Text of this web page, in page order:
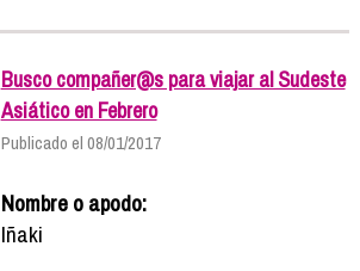
Busco compañer@s para viajar al Sudeste
Asiático en Febrero
Publicado el 08/01/2017
Nombre o apodo:
Iñaki